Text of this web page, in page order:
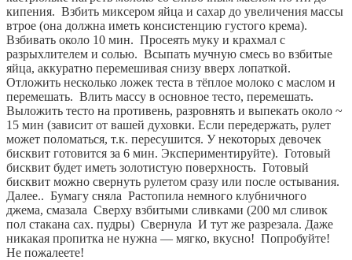
кипения.  Взбить миксером яйца и сахар до увеличения массы
втрое (она должна иметь консистенцию густого крема).
Взбивать около 10 мин.  Просеять муку и крахмал с
разрыхлителем и солью.  Всыпать мучную смесь во взбитые
яйца, аккуратно перемешивая снизу вверх лопаткой.
Отложить несколько ложек теста в тёплое молоко с маслом и
перемешать.  Влить массу в основное тесто, перемешать.
Выложить тесто на противень, разровнять и выпекать около ~
15 мин (зависит от вашей духовки. Если передержать, рулет
может поломаться, т.к. пересушится. У некоторых девочек
бисквит готовится за 6 мин. Экспериментируйте).  Готовый
бисквит будет иметь золотистую поверхность.  Готовый
бисквит можно свернуть рулетом сразу или после остывания.
Далее..  Бумагу сняла  Растопила немного клубничного
джема, смазала  Сверху взбитыми сливками (200 мл сливок
пол стакана сах. пудры)  Свернула  И тут же разрезала. Даже
никакая пропитка не нужна — мягко, вкусно!  Попробуйте!
Не пожалеете!